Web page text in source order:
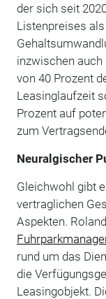
der sich seit
Listenpreises
inzwischen auch
von 40 Prozent
Leasinglaufzeit
Prozent auf
zum
Neuralgischer
Gleichwohl gibt
vertraglichen
Aspekten.
rund um das
die
Leasingobjekt.